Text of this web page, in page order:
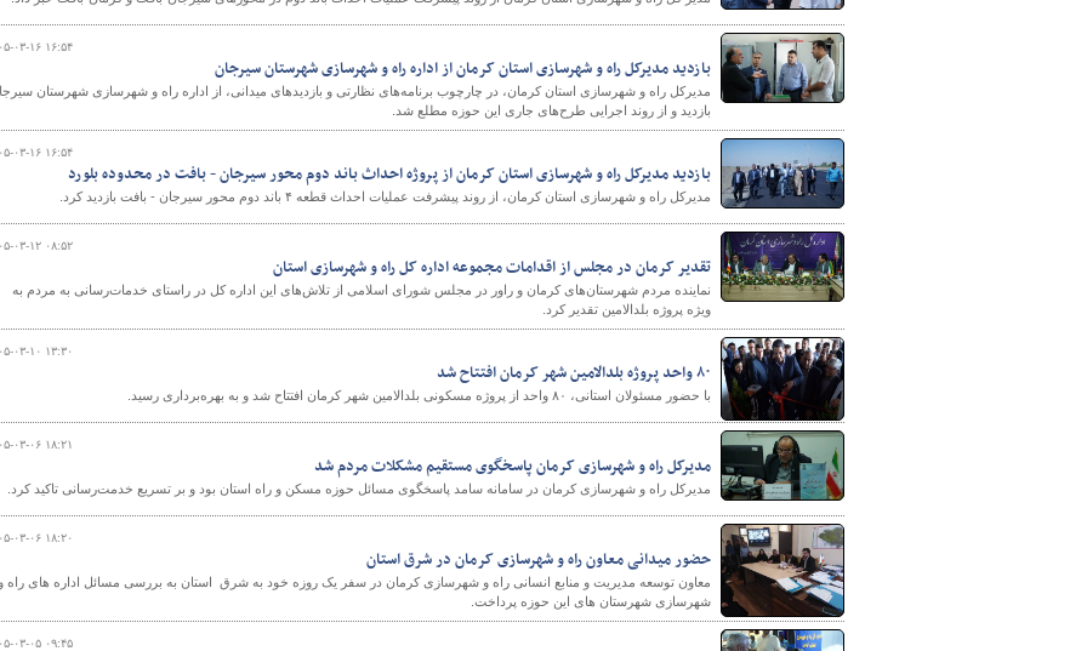
۱۴۰۵-۰۳-۱۶
بازدید مدیرکل راه و شهرسازی استان کرمان از اداره راه و شهرسازی شهرستان سیرجان
مدیرکل راه و شهرسازی استان کرمان، در چارچوب برنامه‌های نظارتی و بازدیدهای میدانی، از اداره راه و شهرسازی شهرستان
بازدید و از روند اجرایی طرح‌های جاری این حوزه مطلع شد.
۱۴۰۵-۰۳-۱۶
بازدید مدیرکل راه و شهرسازی استان کرمان از پروژه‌ احداث باند دوم محور سیرجان - بافت در محدوده بلورد
مدیرکل راه و شهرسازی استان کرمان، از روند پیشرفت عملیات احداث قطعه ۴ باند دوم محور سیرجان - بافت بازدید کرد.
۱۴۰۵-۰۳-۱۲
تقدیر کرمان در مجلس از اقدامات مجموعه اداره کل راه و شهرسازی استان
نماینده مردم شهرستان‌های کرمان و راور در مجلس شورای اسلامی از تلاش‌های این اداره کل در راستای خدمات‌رسانی به مردم به
ویژه پروژه بلدالامین تقدیر کرد.
۱۴۰۵-۰۳-۱۰
۸۰ واحد پروژه بلدالامین شهر کرمان افتتاح شد
با حضور مسئولان استانی، ۸۰ واحد از پروژه مسکونی بلدالامین شهر کرمان افتتاح شد و به بهره‌برداری رسید.
۱۴۰۵-۰۳-۰۶
مدیرکل راه و شهرسازی کرمان پاسخگوی مستقیم مشکلات مردم شد
مدیرکل راه و شهرسازی کرمان در سامانه سامد پاسخگوی مسائل حوزه مسکن و راه استان بود و بر تسریع خدمت‌رسانی تاکید کرد.
۱۴۰۵-۰۳-۰۶
حضور میدانی معاون راه و شهرسازی کرمان در شرق استان
معاون توسعه مدیریت و منابع انسانی راه و شهرسازی کرمان در سفر یک روزه خود به شرق استان به بررسی مسائل اداره های راه و
شهرسازی شهرستان های این حوزه پرداخت.
۱۴۰۵-۰۳-۰۵